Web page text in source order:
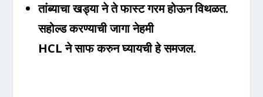
तांब्याचा खड्या ने ते फास्ट गरम होऊन विथळत.
सहोल्ड करण्याची जागा नेहमी
HCL ने साफ करुन घ्यायची हे समजल.